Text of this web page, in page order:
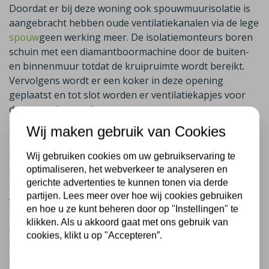
Doordat er bij deze woning ook spouwmuurisolatie is
aangebracht hebben oude ventilatiekanalen via de lege
spouwgeen werking meer. De isolatiemonteurs boren
schuin met een diamantboormachine door de buiten-
en binnenmuur totdat de kruipruimte wordt bereikt.
Vervolgens wordt er een koker in deze opening
geplaatst en tot slot worden er ventilatiekapjes voor
deze opening geplaatst.
Het aanbrengen van
spouwafbakening naar buren
Bij deze woning in Hilversum heeft Plus Isolatie ook
spouwmuurafbakingen geïnstalleerd. Het aanbrengen
van spouwafbakening, ook bekend als spouwborstels,
is een uitstekende oplossing voor bewoners van 2-
onder-1-kapwoningen, hoekwoningen of
tussenwoningen waar de buren geen
spouwmuurisolatie willen laten uitvoeren. De bewoners
Wij maken gebruik van Cookies
Wij gebruiken cookies om uw gebruikservaring te
optimaliseren, het webverkeer te analyseren en
gerichte advertenties te kunnen tonen via derde
partijen. Lees meer over hoe wij cookies gebruiken
en hoe u ze kunt beheren door op "Instellingen" te
klikken. Als u akkoord gaat met ons gebruik van
cookies, klikt u op "Accepteren”.